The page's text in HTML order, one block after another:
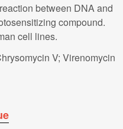
between DNA and
compound.
cell lines.
V; Virenomycin